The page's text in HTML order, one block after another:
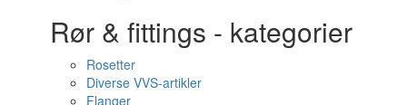
Rør & fittings - kategorier
Rosetter
Diverse VVS-artikler
Flanger